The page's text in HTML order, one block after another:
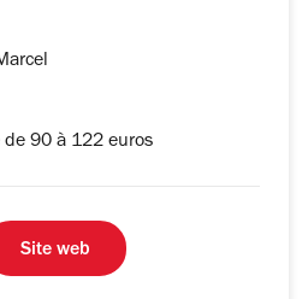
90 à 122 euros
Site web